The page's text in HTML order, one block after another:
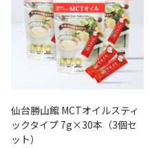
仙台勝山館 MCTオイルスティ
ックタイプ 7g×30本（3個セ
ット）